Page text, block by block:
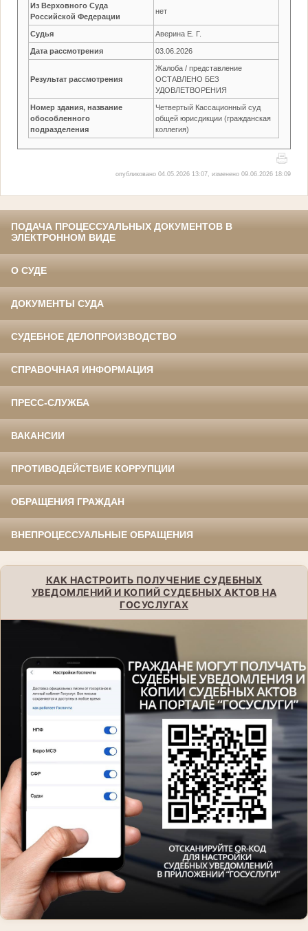
Из Верховного Суда
Российской Федерации
нет
Судья Аверина Е. Г.
Дата рассмотрения 03.06.2026
Результат рассмотрения
Жалоба / представление
ОСТАВЛЕНО БЕЗ
УДОВЛЕТВОРЕНИЯ
Номер здания, название
обособленного
подразделения
Четвертый Кассационный суд
общей юрисдикции (гражданская
коллегия)
опубликовано 04.05.2026 13:07, изменено 09.06.2026 18:09
ПОДАЧА ПРОЦЕССУАЛЬНЫХ ДОКУМЕНТОВ В
ЭЛЕКТРОННОМ ВИДЕ
О СУДЕ
ДОКУМЕНТЫ СУДА
СУДЕБНОЕ ДЕЛОПРОИЗВОДСТВО
СПРАВОЧНАЯ ИНФОРМАЦИЯ
ПРЕСС-СЛУЖБА
ВАКАНСИИ
ПРОТИВОДЕЙСТВИЕ КОРРУПЦИИ
ОБРАЩЕНИЯ ГРАЖДАН
ВНЕПРОЦЕССУАЛЬНЫЕ ОБРАЩЕНИЯ
КАК НАСТРОИТЬ ПОЛУЧЕНИЕ СУДЕБНЫХ
УВЕДОМЛЕНИЙ И КОПИЙ СУДЕБНЫХ АКТОВ НА
ГОСУСЛУГАХ